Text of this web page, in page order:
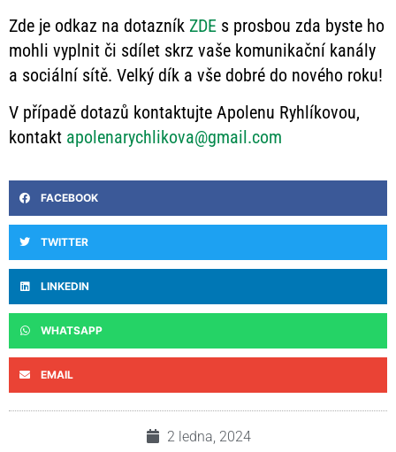
Zde je odkaz na dotazník ZDE s prosbou zda byste ho
mohli vyplnit či sdílet skrz vaše komunikační kanály
a sociální sítě. Velký dík a vše dobré do nového roku!
V případě dotazů kontaktujte Apolenu Ryhlíkovou,
kontakt apolenarychlikova@gmail.com
FACEBOOK
TWITTER
LINKEDIN
WHATSAPP
EMAIL
2 ledna, 2024